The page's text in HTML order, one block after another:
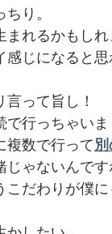
り。
まれるかもし
感じになると思
言って旨し！
で行っちゃいま
複数で行って
じゃないんです
こだわりが僕に